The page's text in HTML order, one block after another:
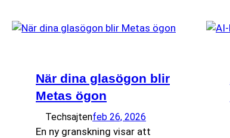
När dina glasögon blir
Metas ögon
Techsajtenfeb 26, 2026
En ny granskning visar att